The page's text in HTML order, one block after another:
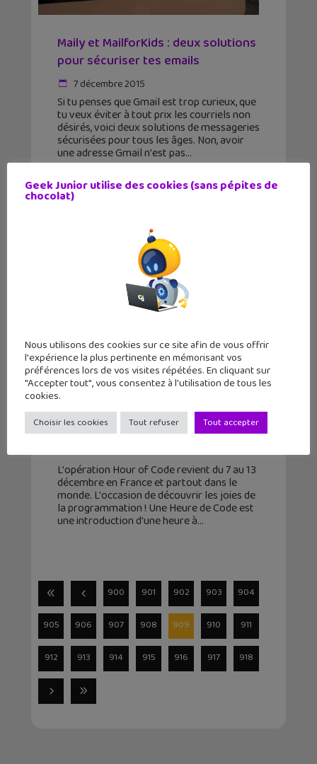
Maily et MailforKids : deux solutions
pour sécuriser tes emails
7 décembre 2015
Si tu penses que Gmail est trop curieux, que
tu veux éviter à tout prix les courriels non
désirés, voici deux solutions de messageries
sécurisées pour tous les âges. Non, avoir
une adresse Gmail n'est pas
Découvre la programmation avec
« Hour of Code » du 7 au 13
décembre
6 décembre 2015
L'opération Hour of Code revient du 7 au 13
décembre en France et partout dans le
monde. L'occasion de découvrir les joies de
la programmation ! Une Heure de Code est
une introduction d'une heure à
900 901 902 903 904
905 906 907 908 909 910 911
912 913 914 915 916 917 918
Geek Junior utilise des cookies (sans pépites de
chocolat)
Nous utilisons des cookies sur ce site afin de vous offrir
l'expérience la plus pertinente en mémorisant vos
préférences lors de vos visites répétées. En cliquant sur
"Accepter tout", vous consentez à l'utilisation de tous les
cookies.
Choisir les cookies Tout refuser Tout accepter